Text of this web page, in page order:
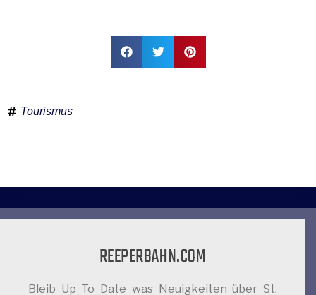
Tourismus
REEPERBAHN.COM
Bleib Up To Date was Neuigkeiten über St.